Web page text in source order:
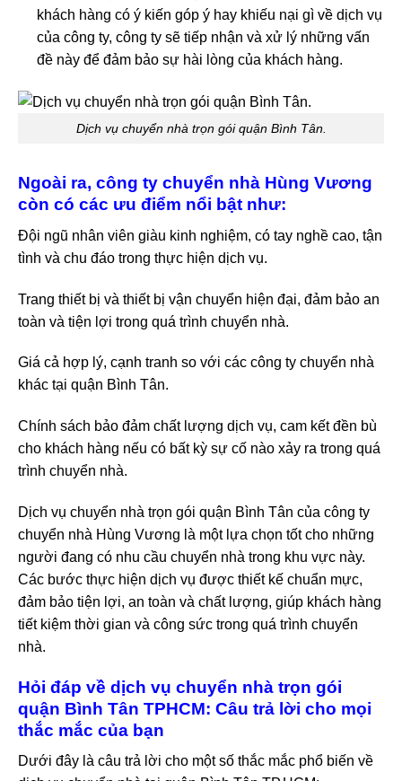
khách hàng có ý kiến góp ý hay khiếu nại gì về dịch vụ
của công ty, công ty sẽ tiếp nhận và xử lý những vấn
đề này để đảm bảo sự hài lòng của khách hàng.
Dịch vụ chuyển nhà trọn gói quận Bình Tân.
Ngoài ra, công ty chuyển nhà Hùng Vương
còn có các ưu điểm nổi bật như:
Đội ngũ nhân viên giàu kinh nghiệm, có tay nghề cao, tận
tình và chu đáo trong thực hiện dịch vụ.
Trang thiết bị và thiết bị vận chuyển hiện đại, đảm bảo an
toàn và tiện lợi trong quá trình chuyển nhà.
Giá cả hợp lý, cạnh tranh so với các công ty chuyển nhà
khác tại quận Bình Tân.
Chính sách bảo đảm chất lượng dịch vụ, cam kết đền bù
cho khách hàng nếu có bất kỳ sự cố nào xảy ra trong quá
trình chuyển nhà.
Dịch vụ chuyển nhà trọn gói quận Bình Tân của công ty
chuyển nhà Hùng Vương là một lựa chọn tốt cho những
người đang có nhu cầu chuyển nhà trong khu vực này.
Các bước thực hiện dịch vụ được thiết kế chuẩn mực,
đảm bảo tiện lợi, an toàn và chất lượng, giúp khách hàng
tiết kiệm thời gian và công sức trong quá trình chuyển
nhà.
Hỏi đáp về dịch vụ chuyển nhà trọn gói
quận Bình Tân TPHCM: Câu trả lời cho mọi
thắc mắc của bạn
Dưới đây là câu trả lời cho một số thắc mắc phổ biến về